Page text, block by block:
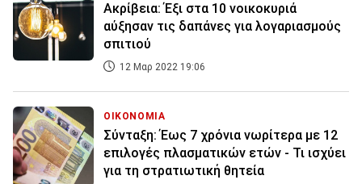
Ακρίβεια: Έξι στα 10 νοικοκυριά
αύξησαν τις δαπάνες για λογαριασμούς
σπιτιού
12 Μαρ 2022 19:06
ΟΙΚΟΝΟΜΙΑ
Σύνταξη: Έως 7 χρόνια νωρίτερα με 12
επιλογές πλασματικών ετών - Τι ισχύει
για τη στρατιωτική θητεία